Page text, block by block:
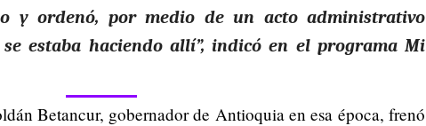
y ordenó, por medio de un acto administrativo
estaba haciendo allí”, indicó en el programa Mi
Betancur, gobernador de Antioquia en esa época, frenó